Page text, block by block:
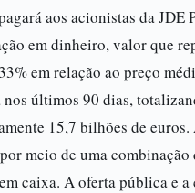
aos acionistas da JDE
em dinheiro, valor que
em relação ao preço
nos últimos 90 dias,
15,7 bilhões de euros.
meio de uma combinação
caixa. A oferta pública e a